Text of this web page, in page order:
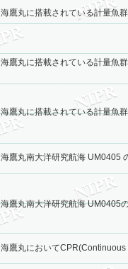
海鷹丸に搭載されている計量魚
海鷹丸に搭載されている計量魚
海鷹丸に搭載されている計量魚
海鷹丸南大洋研究航海 UM0405
海鷹丸南大洋研究航海 UM0405
海鷹丸において